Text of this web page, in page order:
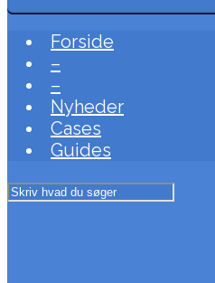
Forside
–
–
Nyheder
Cases
Guides